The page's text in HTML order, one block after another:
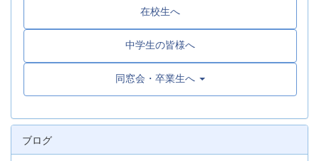
在校生へ
中学生の皆様へ
同窓会・卒業生へ
ブログ